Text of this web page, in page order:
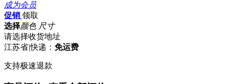
成为会员
促销 领取
选择颜色 尺寸
请选择收货地址
江苏省|快递： 免运费
支持极速退款